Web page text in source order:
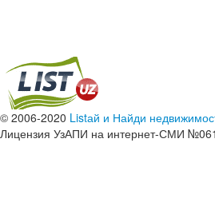
© 2006-2020 Listай и Найди
Лицензия УзАПИ на интернет-СМИ